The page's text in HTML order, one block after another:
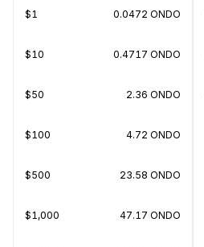
$1 0.0472 ONDO
$10 0.4717 ONDO
$50 2.36 ONDO
$100 4.72 ONDO
$500 23.58 ONDO
$1,000 47.17 ONDO